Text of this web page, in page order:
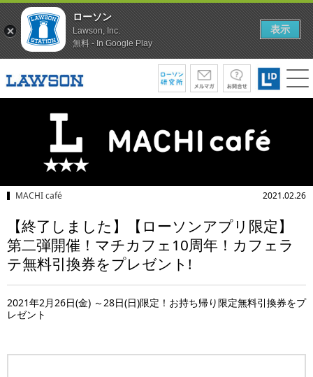
MACHI café 2021.02.26
【終了しました】【ローソンアプリ限定】
第二弾開催！マチカフェ10周年！カフェラ
テ無料引換券をプレゼント!
2021年2月26日(金) ～28日(日)限定！お持ち帰り限定無料引換券をプ
レゼント
ローソン
Lawson, Inc.
無料 - In Google Play
表示